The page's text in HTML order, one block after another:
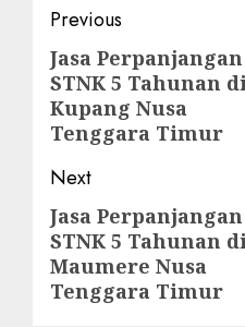
Post
navigation
Previous
Previous
post:
Jasa Perpanjangan
STNK 5 Tahunan
Kupang Nusa
Tenggara Timur
Next
Next
post:
Jasa Perpanjangan
STNK 5 Tahunan
Maumere Nusa
Tenggara Timur